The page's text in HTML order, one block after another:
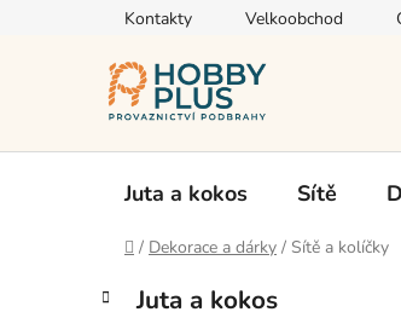
Kontakty Velkoobchod
Juta a kokos Sítě
Domů
/ Dekorace a dárky / Sítě a kolíčky
PPřeskočit
K
Juta a kokos